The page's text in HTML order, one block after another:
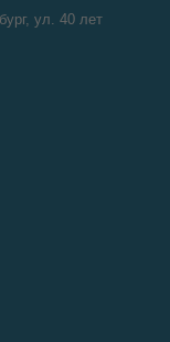
ул. 40 лет